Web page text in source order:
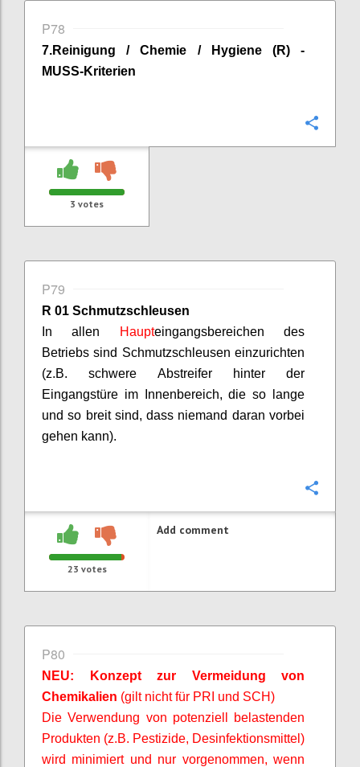
P78
7.Reinigung / Chemie / Hygiene (R) -
MUSS-Kriterien
3 votes
P79
R 01 Schmutzschleusen
In allen
Haupteingangsbereichen des
Betriebs sind Schmutzschleusen einzurichten
(z.B. schwere Abstreifer hinter der
Eingangstüre im Innenbereich, die so lange
und so breit sind, dass niemand daran vorbei
gehen kann).
23 votes
Add comment
P80
NEU: Konzept zur Vermeidung von
Chemikalien (gilt nicht für PRI und SCH)
Die Verwendung von potenziell belastenden
Produkten (z.B. Pestizide, Desinfektionsmittel)
wird minimiert und nur vorgenommen, wenn